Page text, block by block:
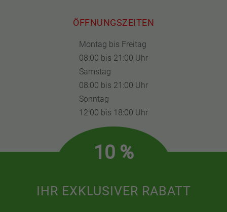
ÖFFNUNGSZEITEN
Montag bis Freitag
08:00 bis 21:00 Uhr
Samstag
08:00 bis 21:00 Uhr
Sonntag
12:00 bis 18:00 Uhr
10 %
IHR EXKLUSIVER RABATT